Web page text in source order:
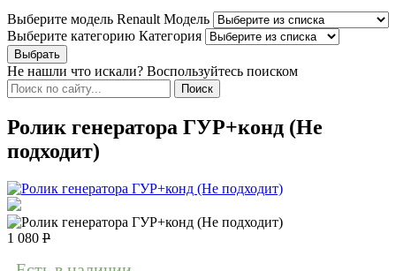
Выберите модель Renault Модель
Выберите категорию Категория
Не нашли что искали? Воспользуйтесь поиском
Ролик генератора ГУР+конд (Не
подходит)
1 080 Р